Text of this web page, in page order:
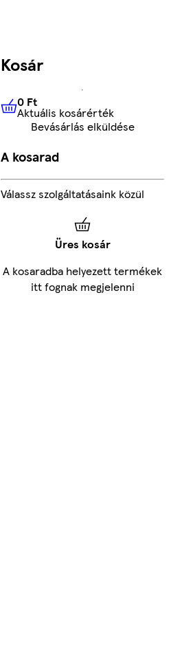
Kosár
0 FtAktuális kosárérték
0 Ft
Aktuális kosárérték
Bevásárlás elküldése
A kosarad
Válassz szolgáltatásaink közül
Üres kosár
A kosaradba helyezett termékek
itt fognak megjelenni